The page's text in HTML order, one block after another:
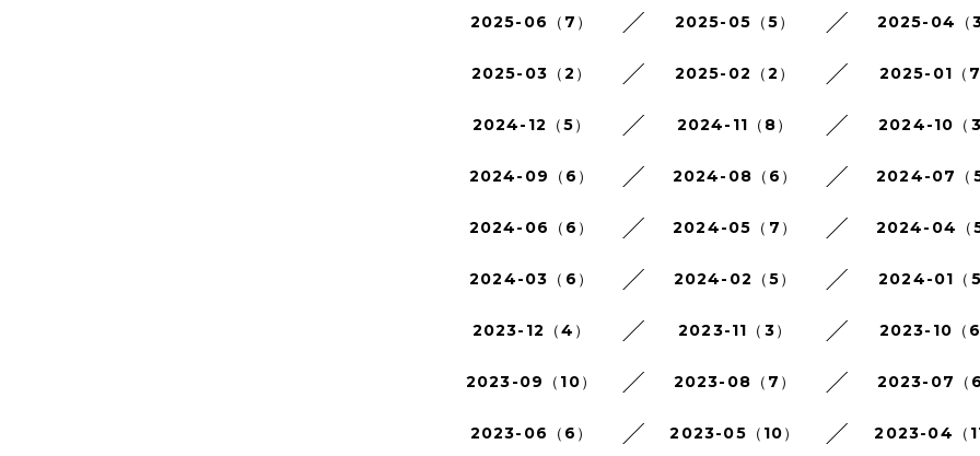
2025-06（7） 2025-05（5） 2025-04（3
2025-03（2） 2025-02（2） 2025-01（7
2024-12（5） 2024-11（8） 2024-10（3
2024-09（6） 2024-08（6） 2024-07（5
2024-06（6） 2024-05（7） 2024-04（5
2024-03（6） 2024-02（5） 2024-01（5
2023-12（4） 2023-11（3） 2023-10（6
2023-09（10） 2023-08（7） 2023-07（6
2023-06（6） 2023-05（10） 2023-04（11